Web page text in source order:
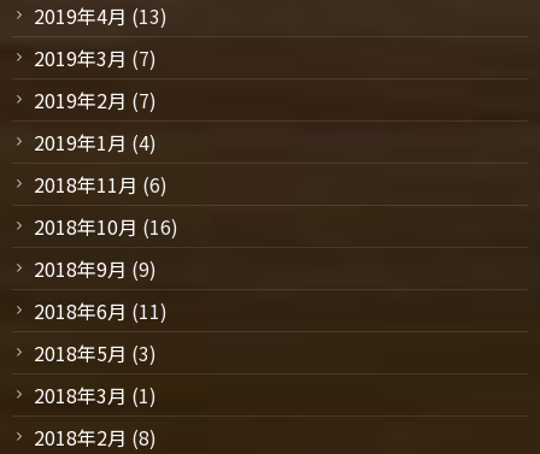
2019年4月 (13)
2019年3月 (7)
2019年2月 (7)
2019年1月 (4)
2018年11月 (6)
2018年10月 (16)
2018年9月 (9)
2018年6月 (11)
2018年5月 (3)
2018年3月 (1)
2018年2月 (8)